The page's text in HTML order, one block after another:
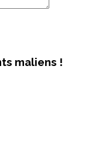
maliens !